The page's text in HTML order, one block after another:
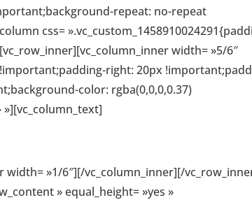
repeat: no-repeat
css=
width= »5/6″
right: 20px
color: rgba(0,0,0,0.37)
»1/6″][/vc_column_inner][/
» equal_height= »yes »